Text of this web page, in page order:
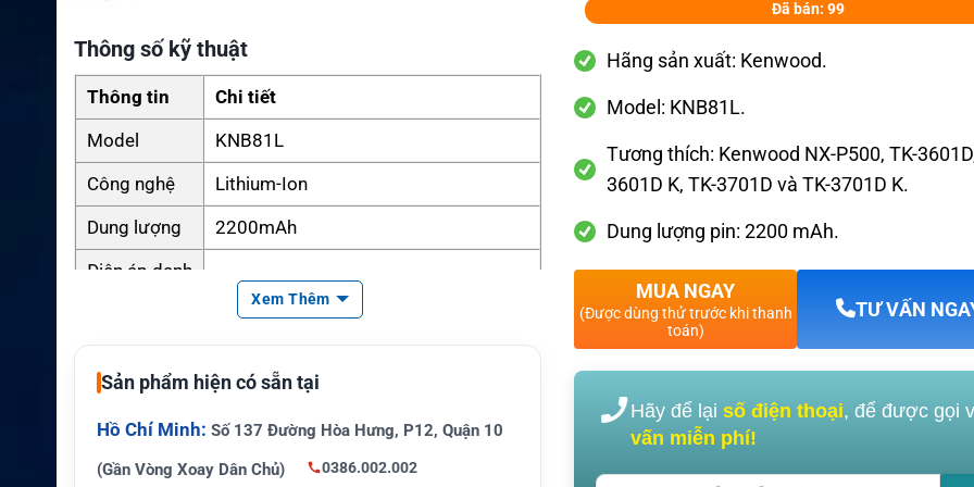
Thông số kỹ thuật
Thông tin
Chi tiết
Model
KNB81L
Công nghệ
Lithium-Ion
Dung lượng
2200mAh
Điện áp danh
7.4V
Chuẩn bảo v
Chính hãng Kenwood
Xem Thêm
Sản phẩm hiện có sẵn tại
Hồ Chí Minh: Số 137 Đường Hòa Hưng, P12, Quận 10
(Gần Vòng Xoay Dân Chủ)
0386.002.002
Đã bán: 99
Hãng sản xuất: Kenwood.
Model: KNB81L.
Tương thích: Kenwood NX-P500, TK-
3601D K, TK-3701D và TK-3701D K.
Dung lượng pin: 2200 mAh.
MUA NGAY
(Được dùng thử trước khi thanh
toán)
TƯ VẤN
Hãy để lạisố điện thoại, để được gọi
vấn miễn phí!